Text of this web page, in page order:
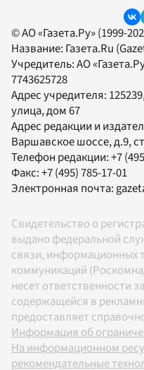
© АО «Газета.Ру» (1999-
Название: Газета.Ru
Учредитель:АО
7743625728
Адрес учредителя:
улица, дом 67
Адрес редакции и
Варшавское шоссе, д.9,
Телефон редакции:+7
Факс:+7 (495) 785-17-01
Электронная почта:
Свидетельство о
выдано федеральной
связи, информационных
коммуникаций
несет ответственности
содержащейся в
предоставляет
Информация об
На информационном
рекомендательные